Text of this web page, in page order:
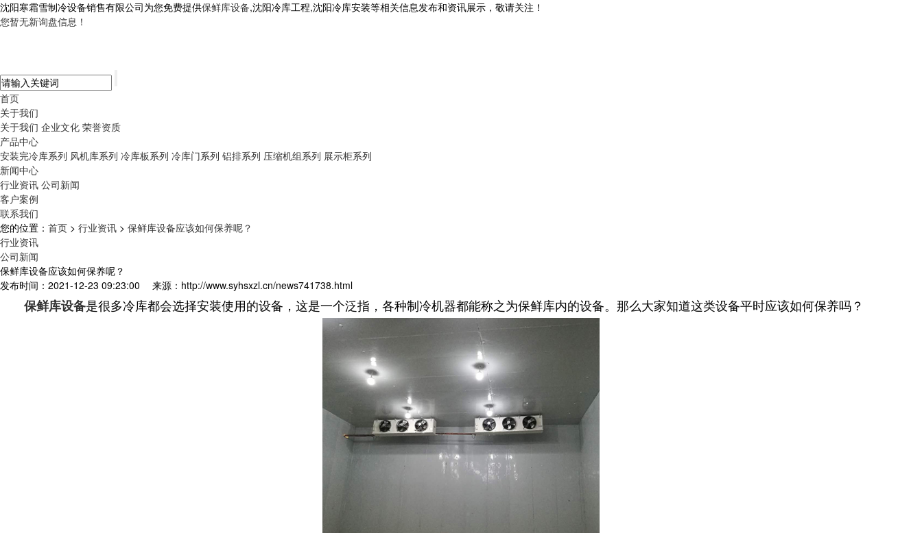
沈阳寒霜雪制冷设备销售有限公司为您免费提供保鲜库设备,沈阳冷库工程,沈阳冷库安装等相关信息发布和资讯展示，敬请关注！
您暂无新询盘信息！
首页
关于我们
关于我们 企业文化 荣誉资质
产品中心
安装完冷库系列 风机库系列 冷库板系列 冷库门系列 铝排系列 压缩机组系列 展示柜系列
新闻中心
行业资讯 公司新闻
客户案例
联系我们
您的位置： 首页 > 行业资讯 > 保鲜库设备应该如何保养呢？
行业资讯
公司新闻
保鲜库设备应该如何保养呢？
发布时间：2021-12-23 09:23:00
来源：http://www.syhsxzl.cn/news741738.html
保鲜库设备是很多冷库都会选择安装使用的设备，这是一个泛指，各种制冷机器都能称之为保鲜库内的设备。那么大家知道这类设备平时应该如何保养吗？